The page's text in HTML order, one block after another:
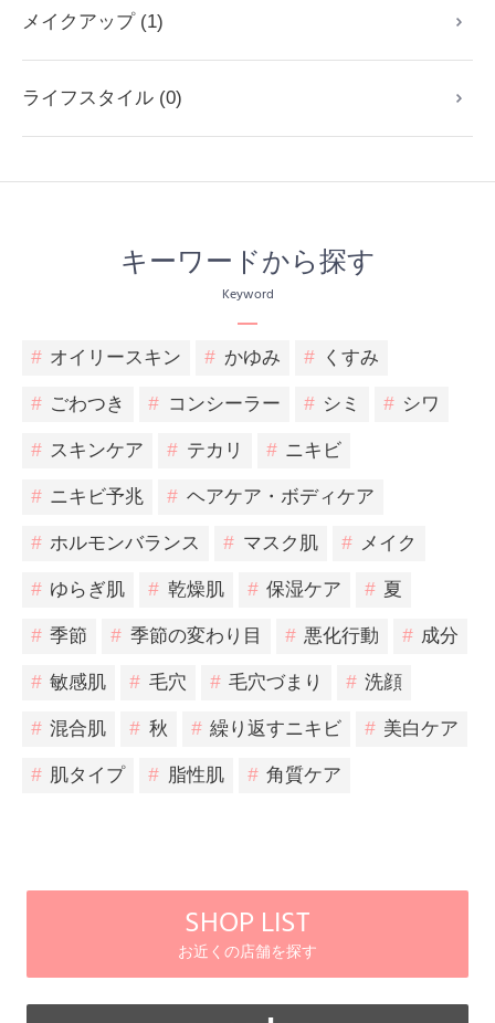
メイクアップ (1)
ライフスタイル (0)
キーワードから探す
Keyword
# オイリースキン # かゆみ # くすみ
# ごわつき # コンシーラー # シミ # シワ
# スキンケア # テカリ # ニキビ
# ニキビ予兆 # ヘアケア・ボディケア
# ホルモンバランス # マスク肌 # メイク
# ゆらぎ肌 # 乾燥肌 # 保湿ケア # 夏
# 季節 # 季節の変わり目 # 悪化行動 # 成分
# 敏感肌 # 毛穴 # 毛穴づまり # 洗顔
# 混合肌 # 秋 # 繰り返すニキビ # 美白ケア
# 肌タイプ # 脂性肌 # 角質ケア
SHOP LIST
お近くの店舗を探す